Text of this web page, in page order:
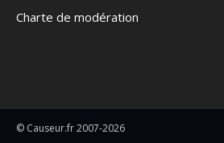
Charte de modération
© Causeur.fr 2007-2026